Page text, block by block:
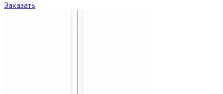
Заказать